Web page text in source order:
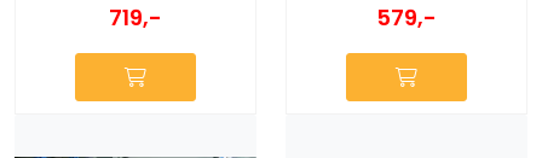
719,- 579,-